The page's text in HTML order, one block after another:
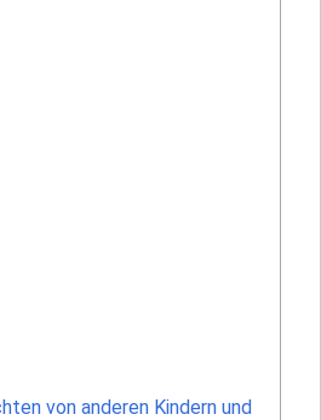
von anderen Kindern und